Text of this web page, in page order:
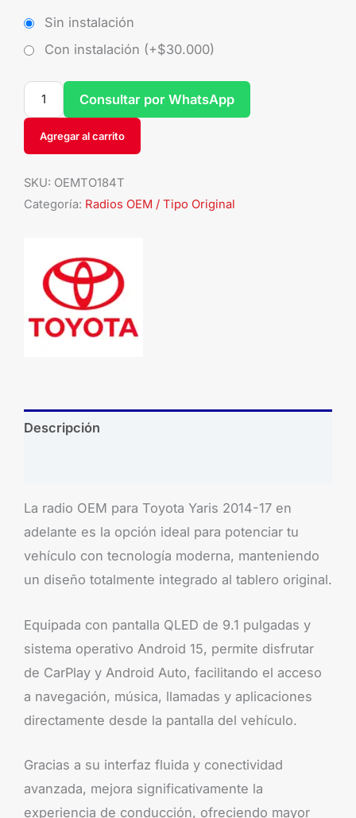
Sin instalación
Con instalación (+$30.000)
Agregar al carrito
Consultar por WhatsApp
SKU: OEMTO184T
Categoría: Radios OEM / Tipo Original
Descripción
La radio OEM para Toyota Yaris 2014-17 en
adelante es la opción ideal para potenciar tu
vehículo con tecnología moderna, manteniendo
un diseño totalmente integrado al tablero original.
Equipada con pantalla QLED de 9.1 pulgadas y
sistema operativo Android 15, permite disfrutar
de CarPlay y Android Auto, facilitando el acceso
a navegación, música, llamadas y aplicaciones
directamente desde la pantalla del vehículo.
Gracias a su interfaz fluida y conectividad
avanzada, mejora significativamente la
experiencia de conducción, ofreciendo mayor